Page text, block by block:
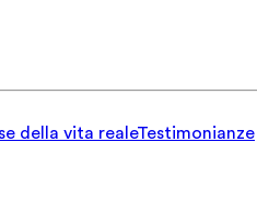
della vita realeTestimonianze